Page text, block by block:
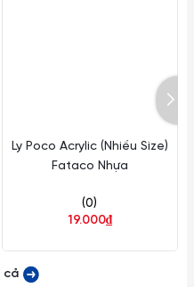
nếu tác động với lực cực
cao xuống, vì vậy xin quý
em.
nhau nên sẽ gây ra những
Ly Poco Acrylic (Nhiều Size)
Fataco Nhựa
(0)
19.000₫
cả